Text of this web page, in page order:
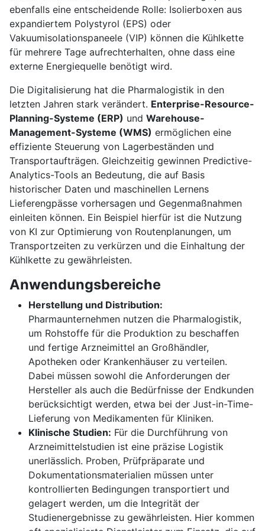
ebenfalls eine entscheidende Rolle: Isolierboxen aus
expandiertem Polystyrol (EPS) oder
Vakuumisolationspaneele (VIP) können die Kühlkette
für mehrere Tage aufrechterhalten, ohne dass eine
externe Energiequelle benötigt wird.
Die Digitalisierung hat die Pharmalogistik in den
letzten Jahren stark verändert. Enterprise-Resource-
Planning-Systeme (ERP) und Warehouse-
Management-Systeme (WMS) ermöglichen eine
effiziente Steuerung von Lagerbeständen und
Transportaufträgen. Gleichzeitig gewinnen Predictive-
Analytics-Tools an Bedeutung, die auf Basis
historischer Daten und maschinellen Lernens
Lieferengpässe vorhersagen und Gegenmaßnahmen
einleiten können. Ein Beispiel hierfür ist die Nutzung
von KI zur Optimierung von Routenplanungen, um
Transportzeiten zu verkürzen und die Einhaltung der
Kühlkette zu gewährleisten.
Anwendungsbereiche
Herstellung und Distribution:
Pharmaunternehmen nutzen die Pharmalogistik,
um Rohstoffe für die Produktion zu beschaffen
und fertige Arzneimittel an Großhändler,
Apotheken oder Krankenhäuser zu verteilen.
Dabei müssen sowohl die Anforderungen der
Hersteller als auch die Bedürfnisse der Endkunden
berücksichtigt werden, etwa bei der Just-in-Time-
Lieferung von Medikamenten für Kliniken.
Klinische Studien: Für die Durchführung von
Arzneimittelstudien ist eine präzise Logistik
unerlässlich. Proben, Prüfpräparate und
Dokumentationsmaterialien müssen unter
kontrollierten Bedingungen transportiert und
gelagert werden, um die Integrität der
Studienergebnisse zu gewährleisten. Hier kommen